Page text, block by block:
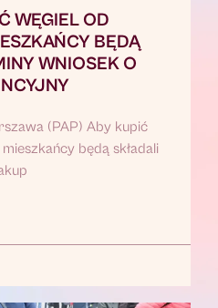
WĘGIEL OD
BĘDĄ
WNIOSEK O
(PAP) Aby kupić
będą składali